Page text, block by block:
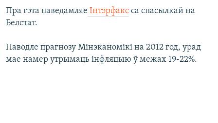
Пра гэта паведамляе Інтэрфакс са спасылкай на
Белстат.
Паводле прагнозу Мінэканомікі на 2012 год, урад
мае намер утрымаць інфляцыю ў межах 19-22%.